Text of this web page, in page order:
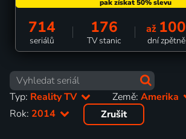
714
seriálů
176
TV stanic
až 100
dní zpětně
Typ: Reality TV Země:Amerika
Rok: 2014 Zrušit